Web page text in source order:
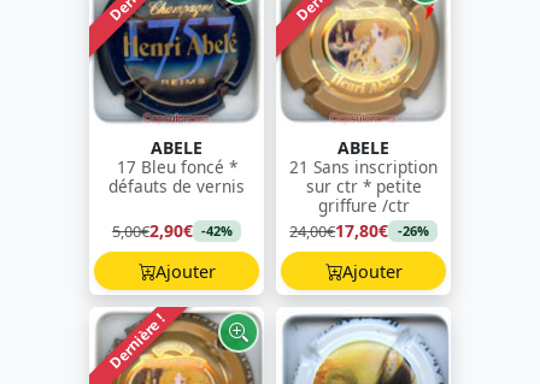
ABELE
17 Bleu foncé *
défauts de vernis
5,00€2,90€ -42%
Ajouter
ABELE
21 Sans inscription
sur ctr * petite
griffure /ctr
24,00€17,80€ -26%
Ajouter
Dernière !